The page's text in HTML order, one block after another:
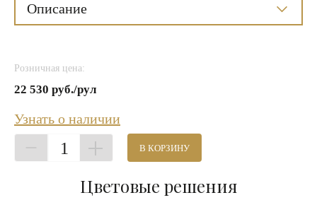
Описание
Розничная цена:
22 530 руб./рул
Узнать о наличии
1 В КОРЗИНУ
Цветовые решения